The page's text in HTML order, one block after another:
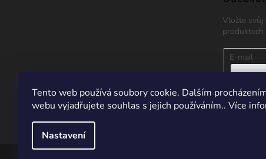
Tento web používá soubory cookie. Dalším
webu vyjadřujete souhlas s jejich používáním.. Více
Nastavení
Vložte svůj
E-mail
údajů